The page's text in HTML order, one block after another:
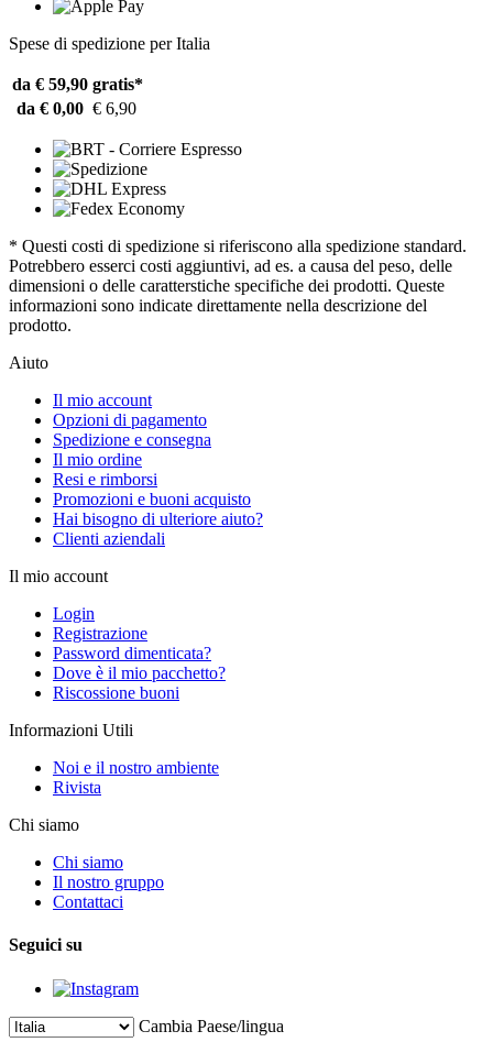
Spese di spedizione per Italia
da € 59,90 gratis*
da € 0,00 € 6,90
* Questi costi di spedizione si riferiscono alla spedizione standard.
Potrebbero esserci costi aggiuntivi, ad es. a causa del peso, delle
dimensioni o delle caratterstiche specifiche dei prodotti. Queste
informazioni sono indicate direttamente nella descrizione del
prodotto.
Aiuto
Il mio account
Opzioni di pagamento
Spedizione e consegna
Il mio ordine
Resi e rimborsi
Promozioni e buoni acquisto
Hai bisogno di ulteriore aiuto?
Clienti aziendali
Il mio account
Login
Registrazione
Password dimenticata?
Dove è il mio pacchetto?
Riscossione buoni
Informazioni Utili
Noi e il nostro ambiente
Rivista
Chi siamo
Chi siamo
Il nostro gruppo
Contattaci
Seguici su
Cambia Paese/lingua